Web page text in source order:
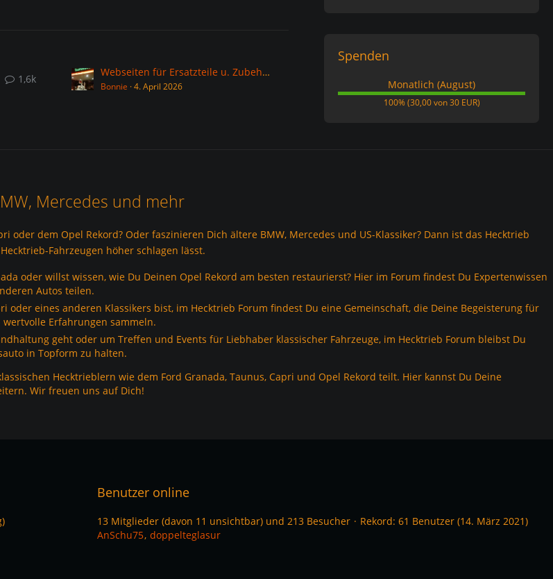
1,6k
Webseiten für Ersatzteile u. Zubehör für Oldtimer Sammelwerk
Bonnie 4. April 2026
Spenden
Monatlich (August)
100%
100% (30,00 von 30 EUR)
Mercedes und mehr
oder dem Opel Rekord? Oder faszinieren Dich ältere BMW, Mercedes und US-Klassiker? Dann ist das Hecktrieb
Fahrzeugen höher schlagen lässt.
oder willst wissen, wie Du Deinen Opel Rekord am besten restaurierst? Hier im Forum findest Du Expertenwissen
Autos teilen.
oder eines anderen Klassikers bist, im Hecktrieb Forum findest Du eine Gemeinschaft, die Deine Begeisterung für
Erfahrungen sammeln.
geht oder um Treffen und Events für Liebhaber klassischer Fahrzeuge, im Hecktrieb Forum bleibst Du
in Topform zu halten.
Hecktrieblern wie dem Ford Granada, Taunus, Capri und Opel Rekord teilt. Hier kannst Du Deine
Wir freuen uns auf Dich!
Benutzer online
13 Mitglieder (davon 11 unsichtbar) und 213 Besucher Rekord: 61 Benutzer (14. März 2021)
AnSchu75 doppelteglasur